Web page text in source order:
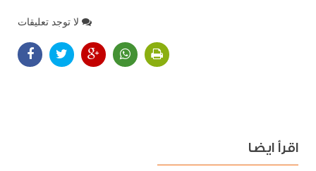
لا توجد تعليقات
اقرأ ايضا